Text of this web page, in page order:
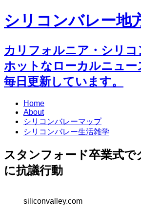
シリコンバレー地
カリフォルニア・シリコ
ホットなローカルニュー
毎日更新しています。
Home
About
シリコンバレーマップ
シリコンバレー生活雑学
スタンフォード卒業式で
に抗議行動
siliconvalley.com